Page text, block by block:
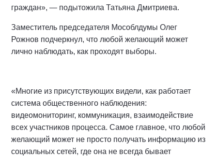
граждан», — подытожила Татьяна Дмитриева.
Заместитель председателя Мособлдумы Олег
Рожнов подчеркнул, что любой желающий может
лично наблюдать, как проходят выборы.
«Многие из присутствующих видели, как работает
система общественного наблюдения:
видеомониторинг, коммуникация, взаимодействие
всех участников процесса. Самое главное, что любой
желающий может не просто получать информацию из
социальных сетей, где она не всегда бывает